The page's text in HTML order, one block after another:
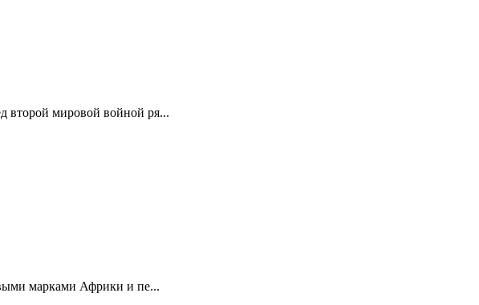
второй мировой войной ря...
марками Африки и пе...